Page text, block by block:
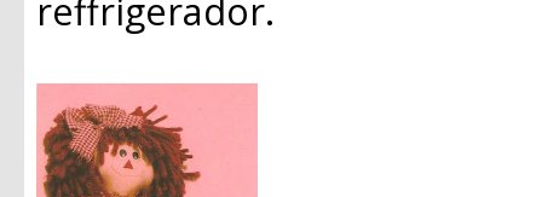
reffrigerador.